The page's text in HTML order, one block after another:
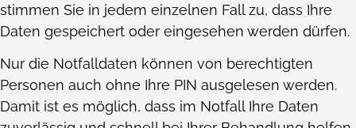
stimmen Sie in jedem einzelnen Fall zu, dass Ihre
Daten gespeichert oder eingesehen werden dürfen.
Nur die Notfalldaten können von berechtigten
Personen auch ohne Ihre PIN ausgelesen werden.
Damit ist es möglich, dass im Notfall Ihre Daten